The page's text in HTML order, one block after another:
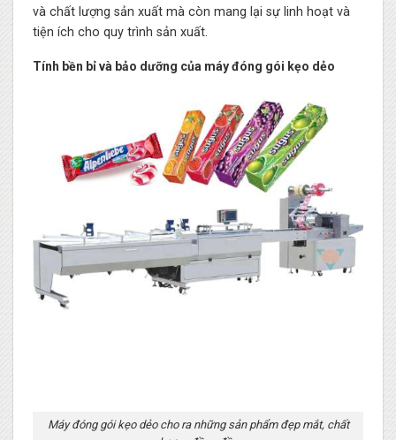
và chất lượng sản xuất mà còn mang lại sự linh hoạt và
tiện ích cho quy trình sản xuất.
Tính bền bỉ và bảo dưỡng của máy đóng gói kẹo dẻo
Máy đóng gói kẹo dẻo cho ra những sản phẩm đẹp mắt, chất